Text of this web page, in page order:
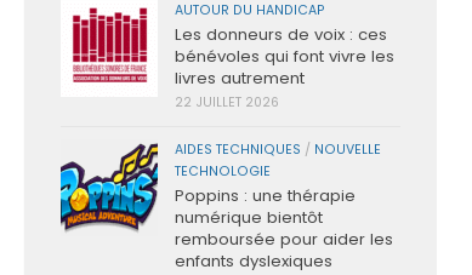
AUTOUR DU HANDICAP
Les donneurs de voix : ces
bénévoles qui font vivre les
livres autrement
22 JUILLET 2026
AIDES TECHNIQUES / NOUVELLE
TECHNOLOGIE
Poppins : une thérapie
numérique bientôt
remboursée pour aider les
enfants dyslexiques